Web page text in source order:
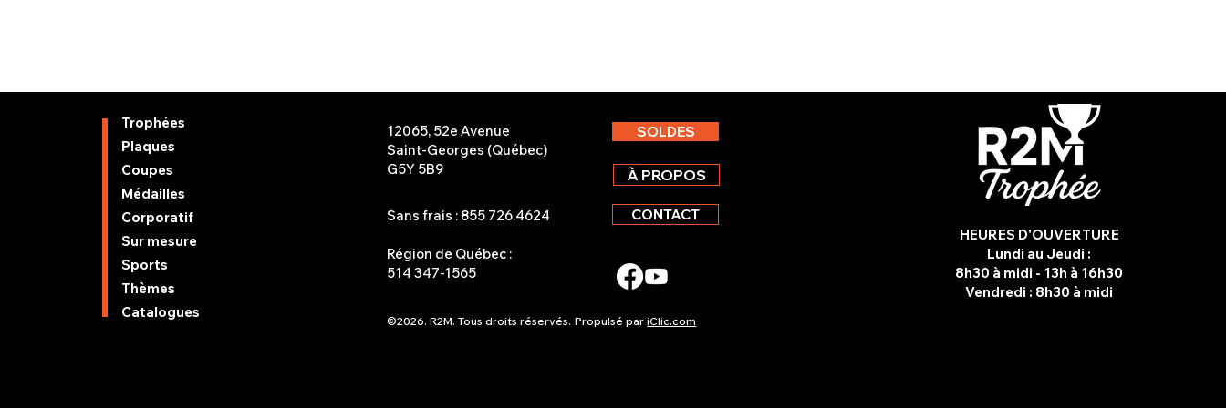
Trophées
Plaques
Coupes
Médailles
Corporatif
Sur mesure
Sports
Thèmes
Catalogues
12065, 52e Avenue
Saint-Georges (Québec)
G5Y 5B9
Sans frais : 855 726.4624
Région de Québec :
514 347-1565
SOLDES
À PROPOS
CONTACT
©2026. R2M. Tous droits réservés. Propulsé pariClic.com
HEURES D'OUVERTURE
Lundi au Jeudi :
8h30 à midi - 13h à 16h30
Vendredi : 8h30 à midi